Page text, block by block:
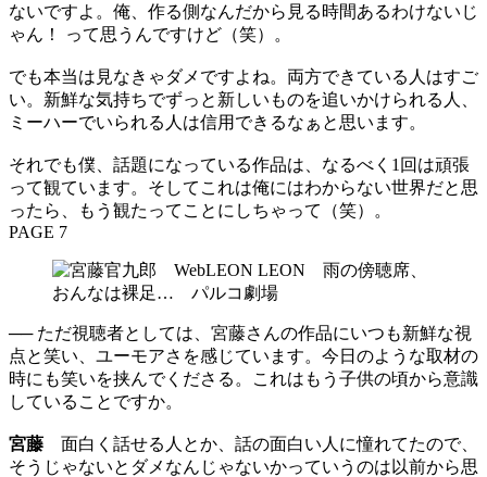
ないですよ。俺、作る側なんだから見る時間あるわけないじ
ゃん！ って思うんですけど（笑）。
でも本当は見なきゃダメですよね。両方できている人はすご
い。新鮮な気持ちでずっと新しいものを追いかけられる人、
ミーハーでいられる人は信用できるなぁと思います。
それでも僕、話題になっている作品は、なるべく1回は頑張
って観ています。そしてこれは俺にはわからない世界だと思
ったら、もう観たってことにしちゃって（笑）。
PAGE 7
── ただ視聴者としては、宮藤さんの作品にいつも新鮮な視
点と笑い、ユーモアさを感じています。今日のような取材の
時にも笑いを挟んでくださる。これはもう子供の頃から意識
していることですか。
宮藤 面白く話せる人とか、話の面白い人に憧れてたので、
そうじゃないとダメなんじゃないかっていうのは以前から思